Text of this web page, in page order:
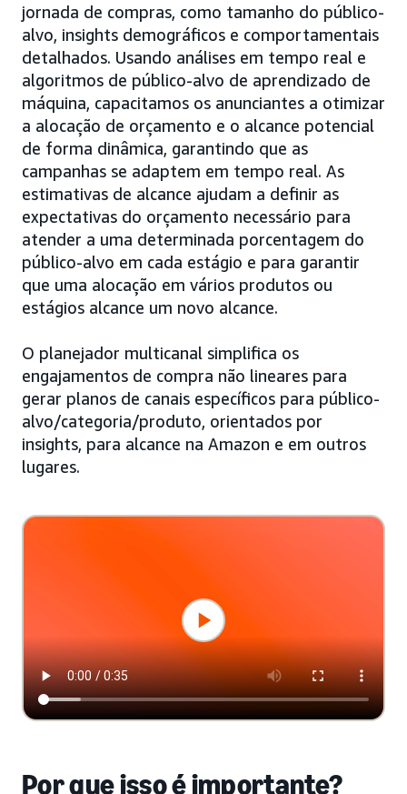
jornada de compras, como tamanho do público-
alvo, insights demográficos e comportamentais
detalhados. Usando análises em tempo real e
algoritmos de público-alvo de aprendizado de
máquina, capacitamos os anunciantes a otimizar
a alocação de orçamento e o alcance potencial
de forma dinâmica, garantindo que as
campanhas se adaptem em tempo real. As
estimativas de alcance ajudam a definir as
expectativas do orçamento necessário para
atender a uma determinada porcentagem do
público-alvo em cada estágio e para garantir
que uma alocação em vários produtos ou
estágios alcance um novo alcance.
O planejador multicanal simplifica os
engajamentos de compra não lineares para
gerar planos de canais específicos para público-
alvo/categoria/produto, orientados por
insights, para alcance na Amazon e em outros
lugares.
Por que isso é importante?